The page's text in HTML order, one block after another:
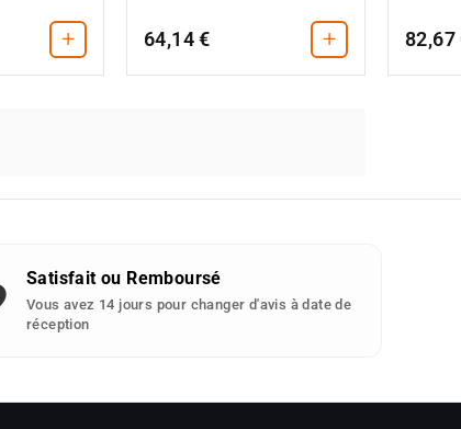
+ 64,14 € + 82,67
Satisfait ou Remboursé
Vous avez 14 jours pour changer d'avis à date de
réception